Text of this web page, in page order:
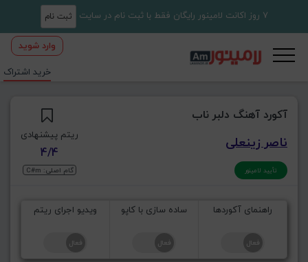
7 روز اکانت لامینور رایگان فقط با ثبت نام در سایت ثبت نام
وارد شوید
خرید اشتراک
آکورد آهنگ دلبر ناب
ناصر زینعلی
تأیید لامینور
ریتم پیشنهادی
4/4
گام اصلی: C#m
راهنمای آکوردها ساده سازی با کاپو ویدیو اجرای ریتم